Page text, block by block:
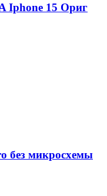
Iphone 15 Ориг
без микросхемы